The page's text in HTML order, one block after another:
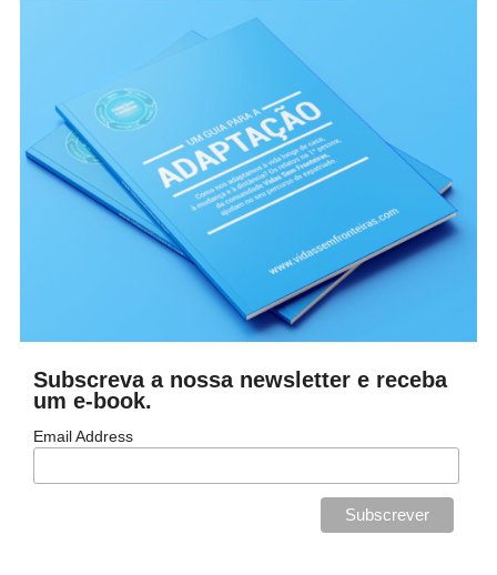
Subscreva a nossa newsletter e receba
um e-book.
Email Address